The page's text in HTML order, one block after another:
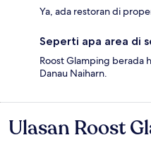
Ya, ada restoran di
Seperti apa area di
Roost Glamping berada
Danau Naiharn.
Ulasan
Ulasan Roost